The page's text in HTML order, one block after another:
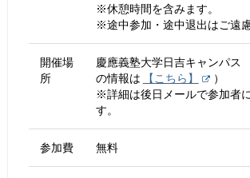
※休憩時間を含みます。
※途中参加・途中退出はご遠慮
開催場
所
慶應義塾大学日吉キャンパス
の情報は
【こちら】
）
※詳細は後日メールで参加者
す。
参加費 無料